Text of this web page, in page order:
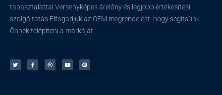
tapasztalattal.Versenyképes árelőny és legjobb értékesítési
szolgáltatás.Elfogadjuk az OEM megrendelést, hogy segítsünk
Önnek felépíteni a márkáját.
i
t
t
c
e
b
e
p
e
u
t
u
n
t
e